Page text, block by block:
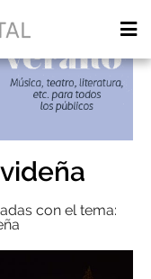
con el tema: